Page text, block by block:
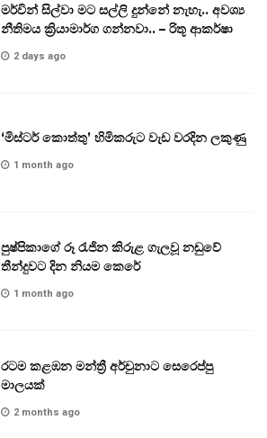
මර්වින් සිල්වා මට සල්ලි දුන්නේ නැහැ.. අවශ්‍ය
නීතිමය ක්‍රියාමාර්ග ගන්නවා.. – රිතූ ආකර්ෂා
2 days ago
‘මිස්ටර් කොත්තු’ හිමිකරුට වැඩ වරදින ලකුණු
1 month ago
පුෂ්පිකාගේ රූ රැජින කිරුළ ගැලවූ නඩුවේ
තීන්දුවට දින නියම කෙරේ
1 month ago
රටම කළඹන මන්ත්‍රී අර්චුනාට සෙරෙප්පු
මාලයක්
2 months ago